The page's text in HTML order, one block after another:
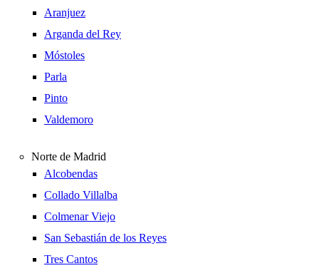
Aranjuez
Arganda del Rey
Móstoles
Parla
Pinto
Valdemoro
Norte de Madrid
Alcobendas
Collado Villalba
Colmenar Viejo
San Sebastián de los Reyes
Tres Cantos